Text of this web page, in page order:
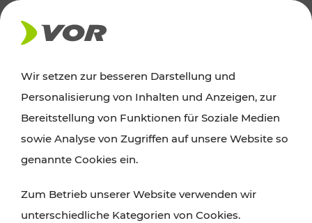
AKTUELLES
Ausflugstipps
Wien, Niederösterreich und das Burgenland
Wanderungen, Kultur und Gastronomie,
Radtouren oder purer Naturgenuss – viele
Wir setzen zur besseren Darstellung und
Personalisierung von Inhalten und Anzeigen, zur
Bereitstellung von Funktionen für Soziale Medien
sowie Analyse von Zugriffen auf unsere Website so
genannte Cookies ein.
Zum Betrieb unserer Website verwenden wir
unterschiedliche Kategorien von Cookies.